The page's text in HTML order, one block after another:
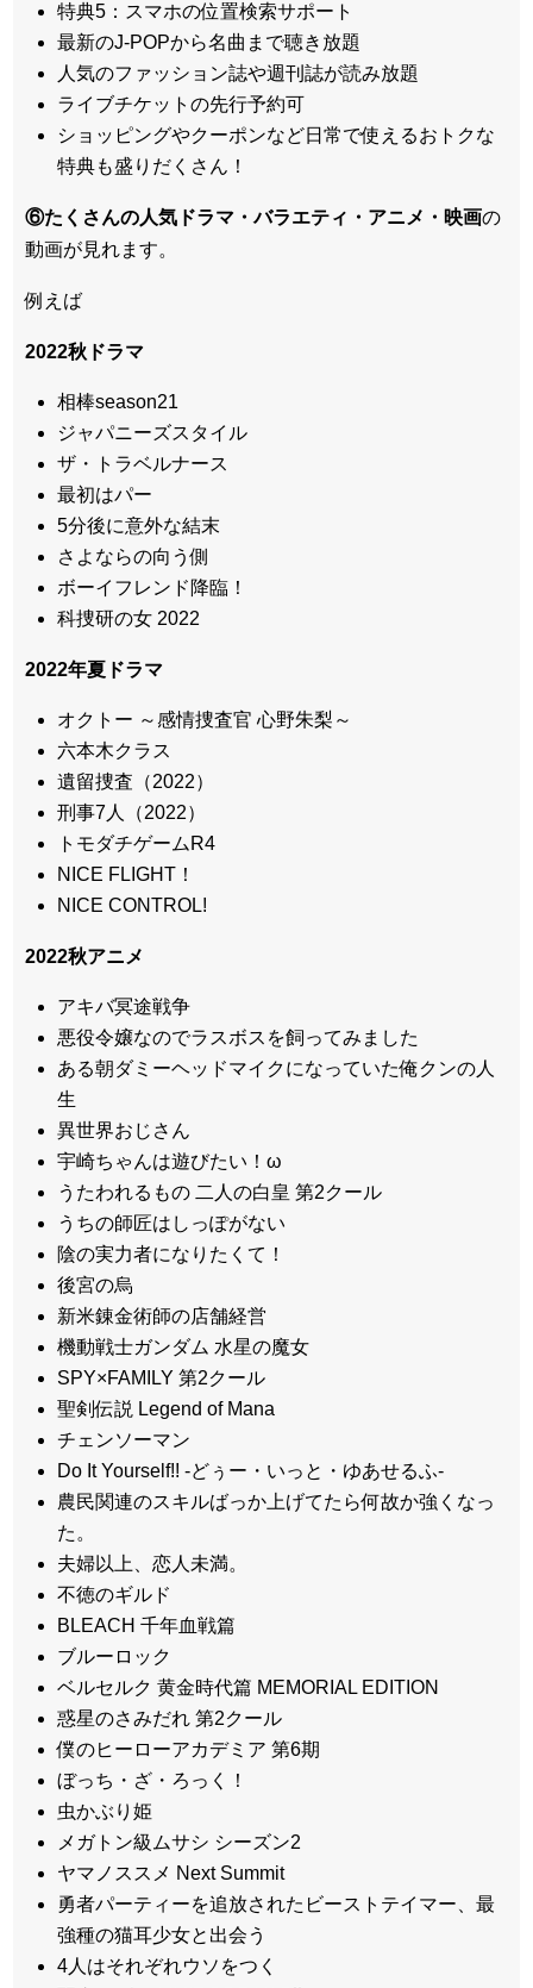
特典5：スマホの位置検索サポート
最新のJ-POPから名曲まで聴き放題
人気のファッション誌や週刊誌が読み放題
ライブチケットの先行予約可
ショッピングやクーポンなど日常で使えるおトクな
特典も盛りだくさん！
⑥たくさんの人気ドラマ・バラエティ・アニメ・映画の
動画が見れます。
例えば
2022秋ドラマ
相棒season21
ジャパニーズスタイル
ザ・トラベルナース
最初はパー
5分後に意外な結末
さよならの向う側
ボーイフレンド降臨！
科捜研の女 2022
2022年夏ドラマ
オクトー ～感情捜査官 心野朱梨～
六本木クラス
遺留捜査（2022）
刑事7人（2022）
トモダチゲームR4
NICE FLIGHT！
NICE CONTROL!
2022秋アニメ
アキバ冥途戦争
悪役令嬢なのでラスボスを飼ってみました
ある朝ダミーヘッドマイクになっていた俺クンの人
生
異世界おじさん
宇崎ちゃんは遊びたい！ω
うたわれるもの 二人の白皇 第2クール
うちの師匠はしっぽがない
陰の実力者になりたくて！
後宮の烏
新米錬金術師の店舗経営
機動戦士ガンダム 水星の魔女
SPY×FAMILY 第2クール
聖剣伝説 Legend of Mana
チェンソーマン
Do It Yourself!! -どぅー・いっと・ゆあせるふ-
農民関連のスキルばっか上げてたら何故か強くなっ
た。
夫婦以上、恋人未満。
不徳のギルド
BLEACH 千年血戦篇
ブルーロック
ベルセルク 黄金時代篇 MEMORIAL EDITION
惑星のさみだれ 第2クール
僕のヒーローアカデミア 第6期
ぼっち・ざ・ろっく！
虫かぶり姫
メガトン級ムサシ シーズン2
ヤマノススメ Next Summit
勇者パーティーを追放されたビーストテイマー、最
強種の猫耳少女と出会う
4人はそれぞれウソをつく